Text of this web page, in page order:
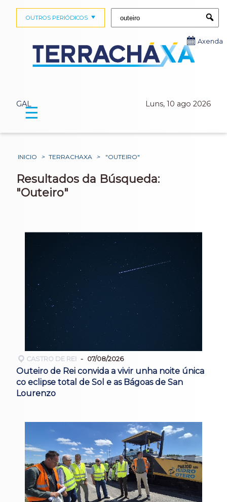
GAL Luns, 10 ago 2026
OUTROS PERIÓDICOS
Axenda
☰
INICIO > TERRACHAXA > "OUTEIRO"
Resultados da Búsqueda:
"Outeiro"
CASTRO DE REI 07/08/2026
Outeiro de Rei convida a vivir unha noite única
co eclipse total de Sol e as Bágoas de San
Lourenzo